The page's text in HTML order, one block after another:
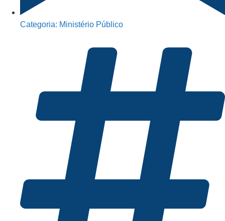
Categoria: Ministério Público